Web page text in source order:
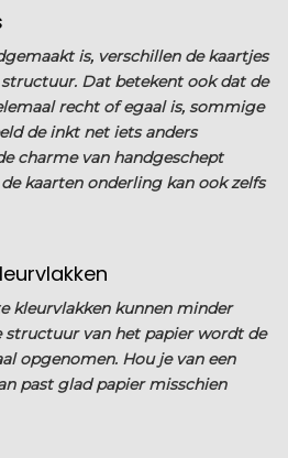
is, verschillen de kaartjes
Dat betekent ook dat de
recht of egaal is, sommige
de inkt net iets anders
charme van handgeschept
kaarten onderling kan ook zelfs
kleurvlakken kunnen minder
van het papier wordt de
opgenomen. Hou je van een
past glad papier misschien